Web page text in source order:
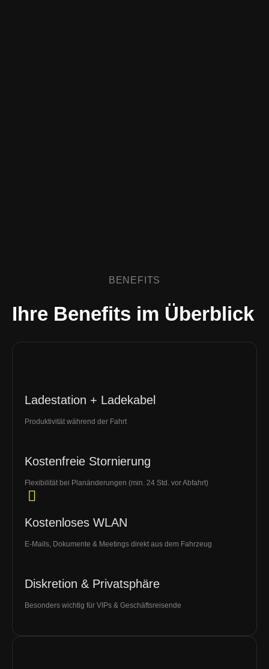
BENEFITS
Ihre Benefits im Überblick
Ladestation + Ladekabel
Produktivität während der Fahrt
Kostenfreie Stornierung
Flexibilität bei Planänderungen (min. 24 Std. vor Abfahrt)
Kostenloses WLAN
E-Mails, Dokumente & Meetings direkt aus dem Fahrzeug
Diskretion & Privatsphäre
Besonders wichtig für VIPs & Geschäftsreisende